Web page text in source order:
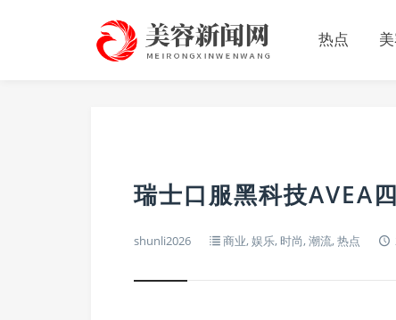
热点
瑞士口服黑科技AVEA
shunli2026 商业,娱乐, 时尚,潮流,热点